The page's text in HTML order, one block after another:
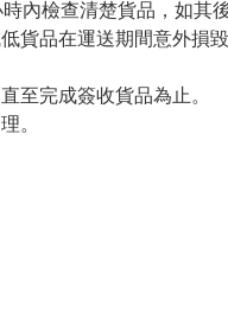
檢查清楚貨品，如其後
品在運送期間意外損
完成簽收貨品為止。
。